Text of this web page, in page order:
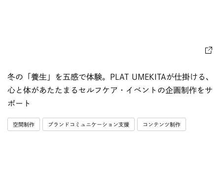
冬の「養生」を五感で体験。PLAT UMEKITAが仕掛ける、
心と体があたたまるセルフケア・イベントの企画制作をサ
ポート
空間制作 ブランドコミュニケーション支援 コンテンツ制作